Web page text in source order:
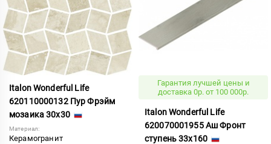
Italon Wonderful Life
620110000132 Пур Фрэйм
мозаика 30x30
Материал:
Керамогранит
Гарантия лучшей цены и
доставка 0р. от 100 000р.
Italon Wonderful Life
620070001955 Аш Фронт
ступень 33x160